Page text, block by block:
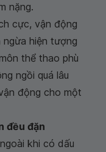
nặng.
cực, vận động
hiện tượng
thể thao phù
ngồi quá lâu
động cho một
đều đặn
khi có dấu